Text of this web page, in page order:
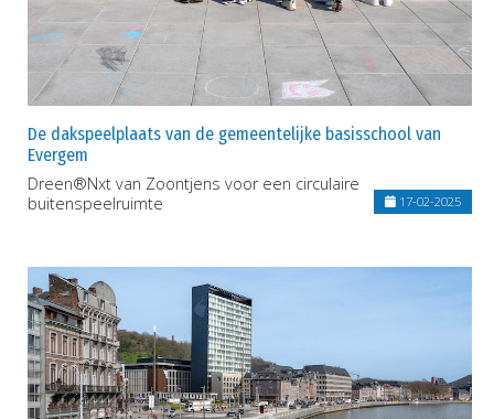
De dakspeelplaats van de gemeentelijke basisschool van
Evergem
Dreen®Nxt van Zoontjens voor een circulaire
buitenspeelruimte
17-02-2025